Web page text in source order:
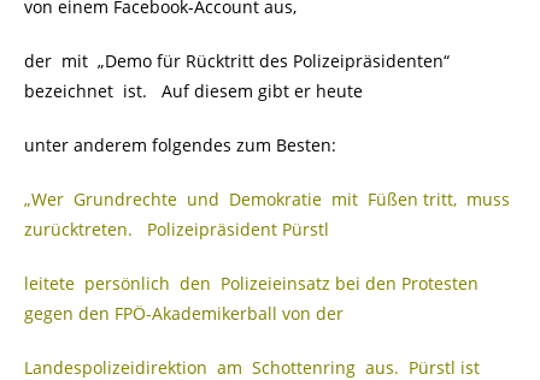
von einem Facebook-Account aus,
der mit „Demo für Rücktritt des Polizeipräsidenten“
bezeichnet ist. Auf diesem gibt er heute
unter anderem folgendes zum Besten:
„Wer Grundrechte und Demokratie mit Füßen tritt, muss
zurücktreten. Polizeipräsident Pürstl
leitete persönlich den Polizeieinsatz bei den Protesten
gegen den FPÖ-Akademikerball von der
Landespolizeidirektion am Schottenring aus. Pürstl ist